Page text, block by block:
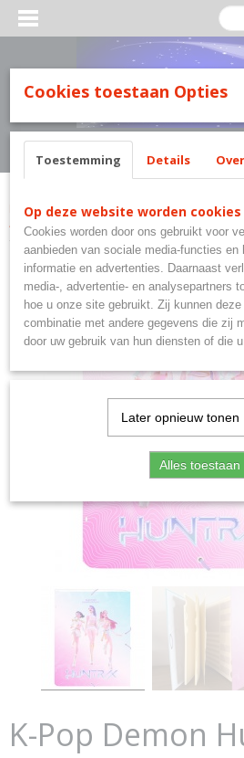
Inloggen Registreren
Home >K-Pop Demon Hunters>K-Pop
A4 - schoolmap.
K-Pop Demon
Cookies toestaan Opties
Toestemming Details Over
Op deze website worden
Cookies worden door ons gebruikt voor
aanbieden van sociale media-functies en
informatie en advertenties. Daarnaast
media-, advertentie- en analysepartners
hoe u onze site gebruikt. Zij kunnen
combinatie met andere gegevens die zij
door uw gebruik van hun diensten of die
Later opnieuw tonen
Alles toestaan